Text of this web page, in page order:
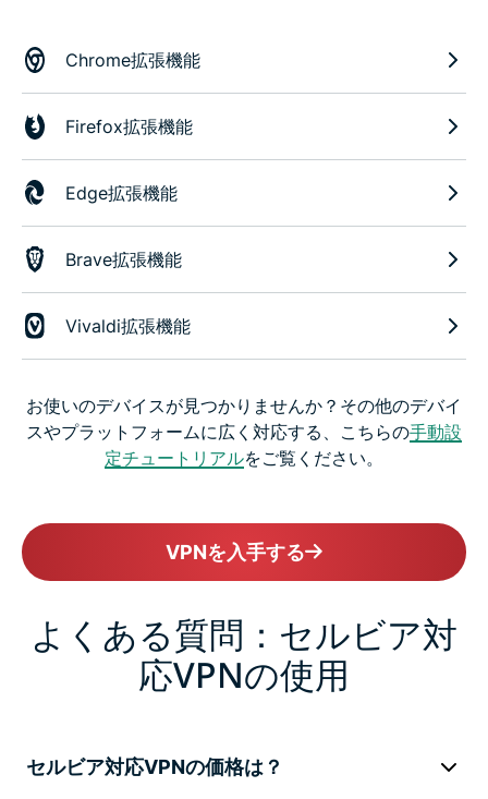
Chrome拡張機能
Firefox拡張機能
Edge拡張機能
Brave拡張機能
Vivaldi拡張機能
お使いのデバイスが見つかりませんか？その他のデバイ
スやプラットフォームに広く対応する、こちらの手動設
定チュートリアルをご覧ください。
VPNを入手する
よくある質問：セルビア対
応VPNの使用
セルビア対応VPNの価格は？